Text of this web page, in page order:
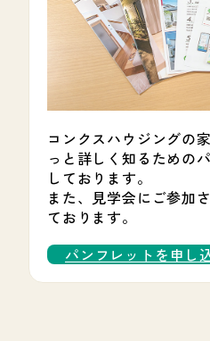
コンクスハウジングの
っと詳しく知るための
しております。
また、見学会にご参加
ております。
パンフレットを申し